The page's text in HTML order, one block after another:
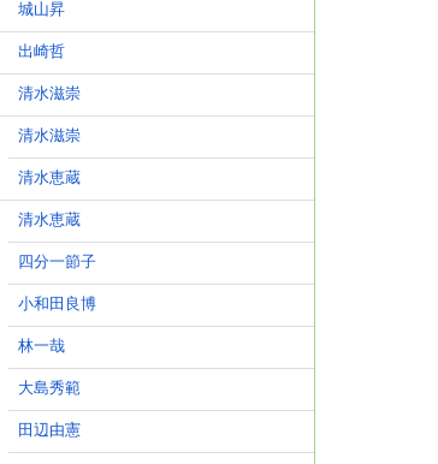
城山昇
出崎哲
清水滋崇
清水滋崇
清水恵蔵
清水恵蔵
四分一節子
小和田良博
林一哉
大島秀範
田辺由憲